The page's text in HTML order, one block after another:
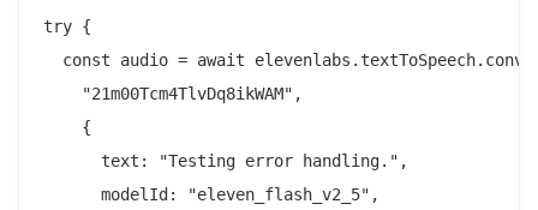
try {
const audio = await
    "21m00Tcm4TlvDq8ikWAM",
    {
      text: "Testing error handling.",
      modelId: "eleven_flash_v2_5",